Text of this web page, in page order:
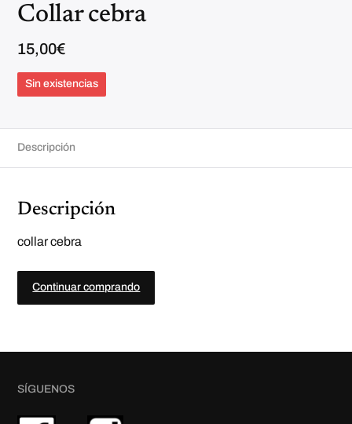
Collar cebra
15,00€
Sin existencias
Descripción
Descripción
collar cebra
Continuar comprando
SÍGUENOS